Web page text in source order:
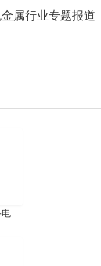
属行业专题报道
2026年3月24日中国有色网络电视新闻